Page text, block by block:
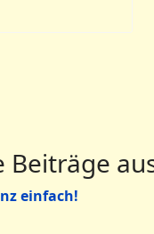
einfach!